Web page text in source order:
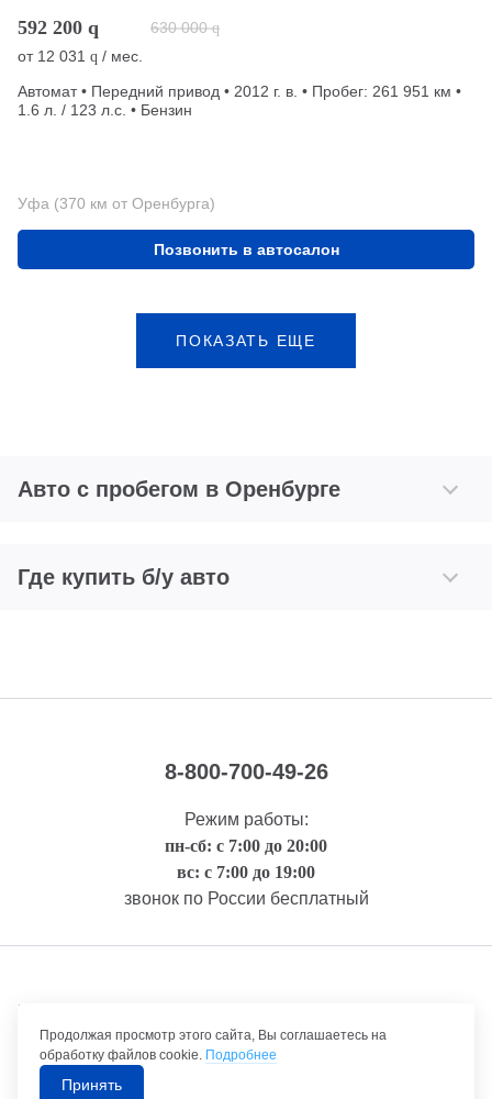
592 200 q 630 000 q
от 12 031 q / мес.
Автомат • Передний привод • 2012 г. в. • Пробег: 261 951 км •
1.6 л. / 123 л.с. • Бензин
Уфа (370 км от Оренбурга)
Позвонить в автосалон
ПОКАЗАТЬ ЕЩЕ
Авто с пробегом в Оренбурге
Где купить б/у авто
8-800-700-49-26
Режим работы:
пн-сб: с 7:00 до 20:00
вс: с 7:00 до 19:00
звонок по России бесплатный
Правовая информация
©1992-2026 ТрансТехСервис – продажа и обслуживание автомобилей.
Продолжая просмотр этого сайта, Вы соглашаетесь на
обработку файлов cookie. Подробнее
Принять